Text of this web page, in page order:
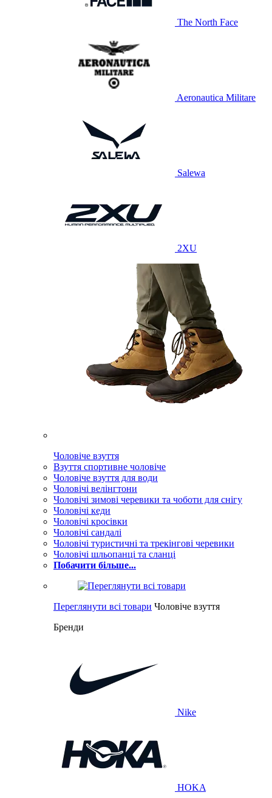
The North Face
Aeronautica Militare
Salewa
2XU
Чоловіче взуття
Взуття спортивне чоловіче
Чоловіче взуття для води
Чоловічі велінгтони
Чоловічі зимові черевики та чоботи для снігу
Чоловічі кеди
Чоловічі кросівки
Чоловічі сандалі
Чоловічі туристичні та трекінгові черевики
Чоловічі шльопанці та сланці
Побачити більше...
Переглянути всі товари Чоловіче взуття
Бренди
Nike
HOKA